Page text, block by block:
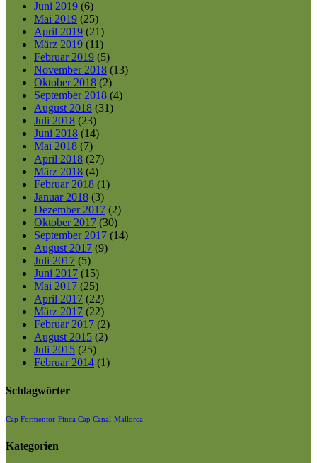
Juni 2019 (6)
Mai 2019 (25)
April 2019 (21)
März 2019 (11)
Februar 2019 (5)
November 2018 (13)
Oktober 2018 (2)
September 2018 (4)
August 2018 (31)
Juli 2018 (23)
Juni 2018 (14)
Mai 2018 (7)
April 2018 (27)
März 2018 (4)
Februar 2018 (1)
Januar 2018 (3)
Dezember 2017 (2)
Oktober 2017 (30)
September 2017 (14)
August 2017 (9)
Juli 2017 (5)
Juni 2017 (15)
Mai 2017 (25)
April 2017 (22)
März 2017 (22)
Februar 2017 (2)
August 2015 (2)
Juli 2015 (25)
Februar 2014 (1)
Schlagwörter
Cap Formentor Finca Cap Canal Mallorca
Kategorien